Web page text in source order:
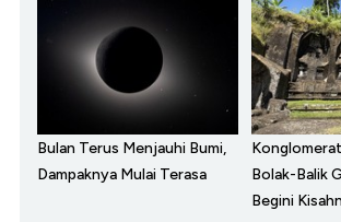
Bulan Terus Menjauhi Bumi,
Dampaknya Mulai Terasa
Bolak-Balik
Begini